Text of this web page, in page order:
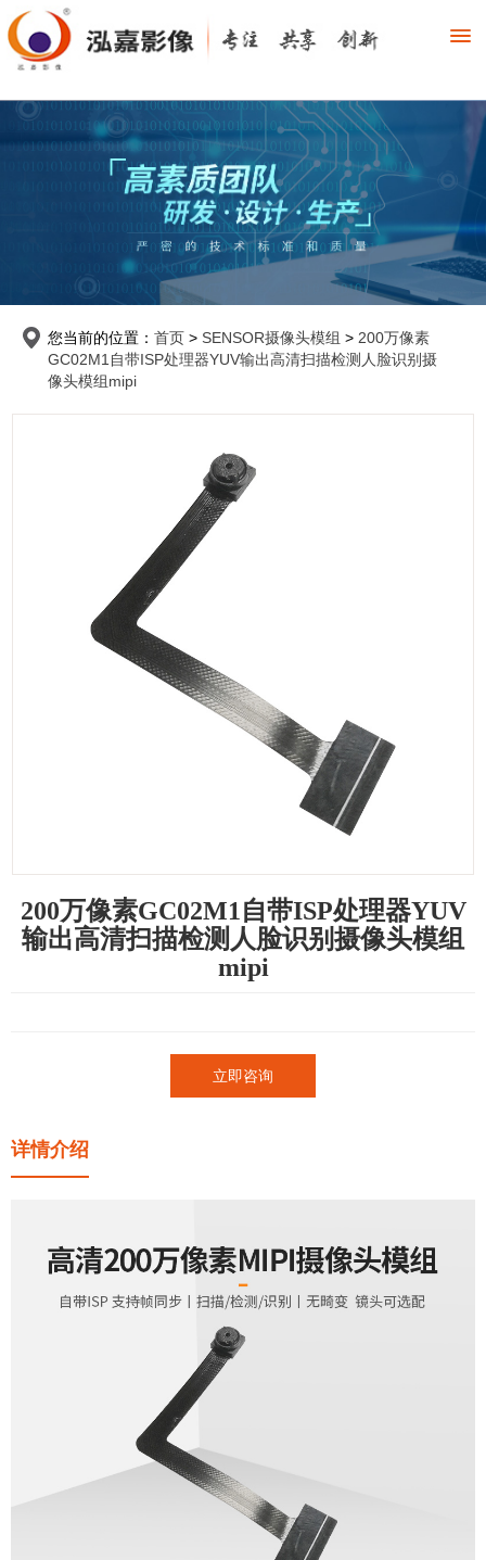
您当前的位置： 首页 > SENSOR摄像头模组 > 200万像素
GC02M1自带ISP处理器YUV输出高清扫描检测人脸识别摄
像头模组mipi
200万像素GC02M1自带ISP处理器YUV
输出高清扫描检测人脸识别摄像头模组
mipi
立即咨询
详情介绍